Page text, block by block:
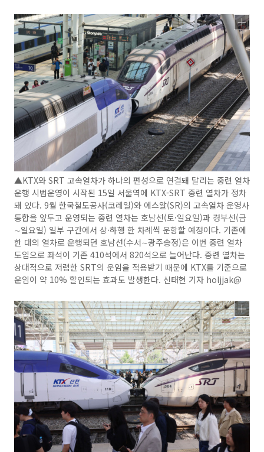
▲KTX와 SRT 고속열차가 하나의 편성으로 연결돼 달리는 중련 열차
운행 시범운영이 시작된 15일 서울역에 KTX-SRT 중련 열차가 정차
돼 있다. 9월 한국철도공사(코레일)와 에스알(SR)의 고속열차 운영사
통합을 앞두고 운영되는 중련 열차는 호남선(토·일요일)과 경부선(금
∼일요일) 일부 구간에서 상·하행 한 차례씩 운항할 예정이다. 기존에
한 대의 열차로 운행되던 호남선(수서∼광주송정)은 이번 중련 열차
도입으로 좌석이 기존 410석에서 820석으로 늘어난다. 중련 열차는
상대적으로 저렴한 SRT의 운임을 적용받기 때문에 KTX를 기준으로
운임이 약 10% 할인되는 효과도 발생한다. 신태현 기자 holjjak@